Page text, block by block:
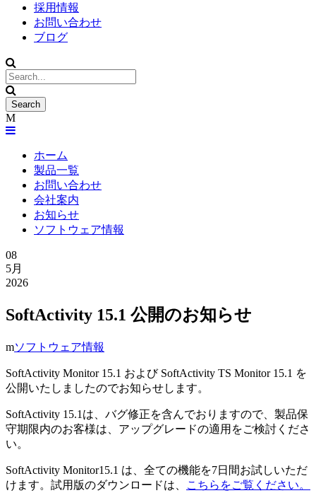
採用情報
お問い合わせ
ブログ
ホーム
製品一覧
お問い合わせ
会社案内
お知らせ
ソフトウェア情報
08
5月
2026
SoftActivity 15.1 公開のお知らせ
ソフトウェア情報
SoftActivity Monitor 15.1 および SoftActivity TS Monitor 15.1 を
公開いたしましたのでお知らせします。
SoftActivity 15.1は、バグ修正を含んでおりますので、製品保
守期限内のお客様は、アップグレードの適用をご検討くださ
い。
SoftActivity Monitor15.1 は、全ての機能を7日間お試しいただ
けます。試用版のダウンロードは、
こちらをご覧ください。